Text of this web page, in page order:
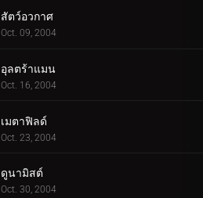
สัตว์อวกาศ
Oct. 09, 2004
อุลตร้าแมน
Oct. 16, 2004
เมตาฟิลด์
Oct. 23, 2004
ดูนามิสต์
Oct. 30, 2004